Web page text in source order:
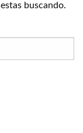
buscando.